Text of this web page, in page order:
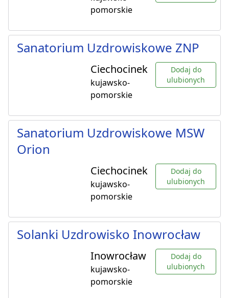
pomorskie
Sanatorium Uzdrowiskowe ZNP
Ciechocinek
kujawsko-
pomorskie
Dodaj do
ulubionych
Sanatorium Uzdrowiskowe MSW
Orion
Ciechocinek
kujawsko-
pomorskie
Dodaj do
ulubionych
Solanki Uzdrowisko Inowrocław
Inowrocław
kujawsko-
pomorskie
Dodaj do
ulubionych